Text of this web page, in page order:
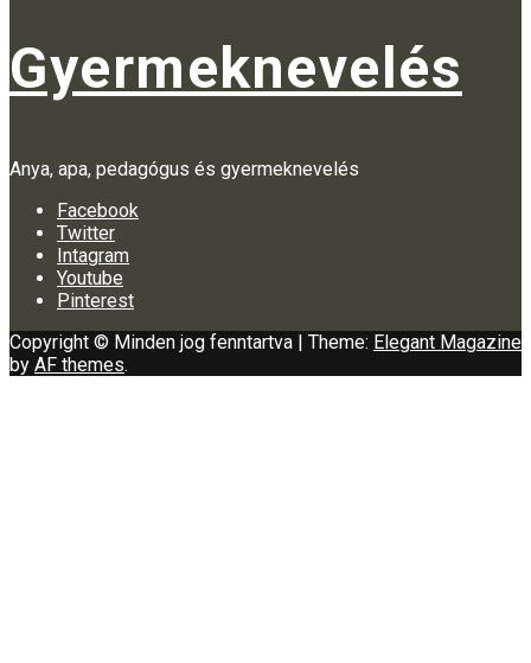
Gyermeknevelés
Anya, apa, pedagógus és gyermeknevelés
Facebook
Twitter
Intagram
Youtube
Pinterest
Copyright © Minden jog fenntartva
Theme: Elegant Magazine
by AF themes.